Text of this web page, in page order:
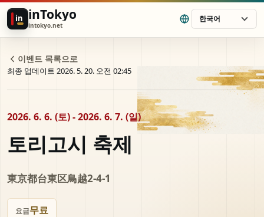
in inTokyo
intokyo.net
한국어
이벤트 목록으로
최종 업데이트 2026. 5. 20. 오전 02:45
2026. 6. 6. (토) - 2026. 6. 7. (일)
토리고시 축제
東京都台東区鳥越2-4-1
요금무료